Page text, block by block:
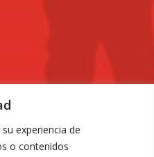
experiencia de
o contenidos